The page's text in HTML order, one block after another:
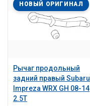
Рычаг продольный
задний правый Subaru
Impreza WRX GH 08-14
2.5T
НОВЫЙ ОРИГИНАЛ